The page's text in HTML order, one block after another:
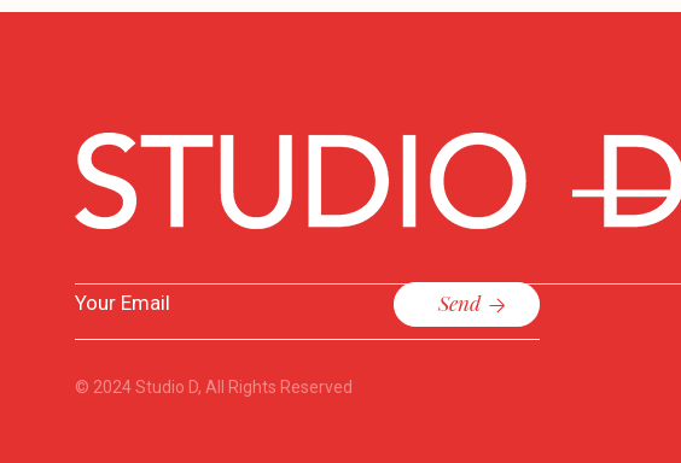
Send
© 2024Studio D, All Rights Reserved